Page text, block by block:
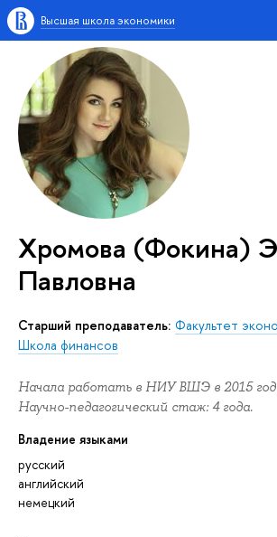
Высшая школа экономики
Хромова (Фокина)
Павловна
Старший преподаватель: Факультет
Школа финансов
Начала работать в НИУ ВШЭ в 2015
Научно-педагогический стаж: 4 года.
Владение языками
русский
английский
немецкий